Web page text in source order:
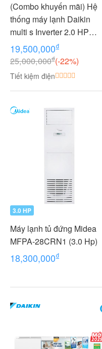
(Combo khuyến mãi) Hệ
thống máy lạnh Daikin
multi s Inverter 2.0 HP
(2HP Ngựa) - 1 dàn nóng 2
dàn lạnh (1.0 + 1.0 HP (1
Ngựa) MKC50RVMV-
CTKC25RVMV+CTKC25R
19,500,000₫
25,000,000₫(-22%)
Tiết kiệm điện
3.0 HP
Máy lạnh tủ đứng Midea
MFPA-28CRN1 (3.0 Hp)
18,300,000₫